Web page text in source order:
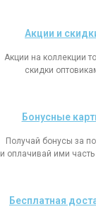
Акции и
Акции на коллекции
скидки
Бонусные
Получай бонусы за
и оплачивай ими часть
Бесплатная